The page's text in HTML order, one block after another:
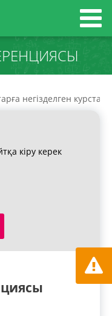
негізделген курстар
кіру керек